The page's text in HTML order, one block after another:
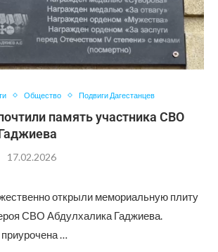
Общество Подвиги Дагестанцев
память участника СВО
17.02.2026
открыли мемориальную плиту
СВО Абдулхалика Гаджиева.
…